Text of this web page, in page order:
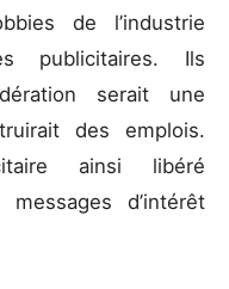
de l’industrie
publicitaires. Ils
serait une
des emplois.
ainsi libéré
d’intérêt